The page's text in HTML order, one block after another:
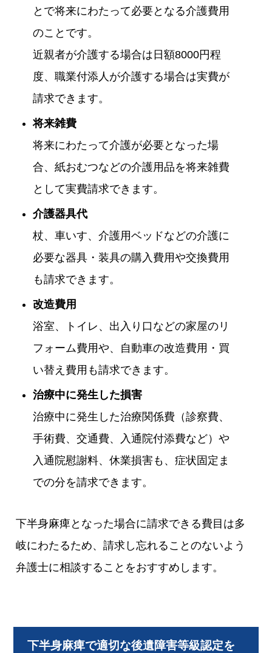
とで将来にわたって必要となる介護費用
のことです。
近親者が介護する場合は日額8000円程
度、職業付添人が介護する場合は実費が
請求できます。
将来雑費
将来にわたって介護が必要となった場
合、紙おむつなどの介護用品を将来雑費
として実費請求できます。
介護器具代
杖、車いす、介護用ベッドなどの介護に
必要な器具・装具の購入費用や交換費用
も請求できます。
改造費用
浴室、トイレ、出入り口などの家屋のリ
フォーム費用や、自動車の改造費用・買
い替え費用も請求できます。
治療中に発生した損害
治療中に発生した治療関係費（診察費、
手術費、交通費、入通院付添費など）や
入通院慰謝料、休業損害も、症状固定ま
での分を請求できます。
下半身麻痺となった場合に請求できる費目は多
岐にわたるため、請求し忘れることのないよう
弁護士に相談することをおすすめします。
下半身麻痺で適切な後遺障害等級認定を